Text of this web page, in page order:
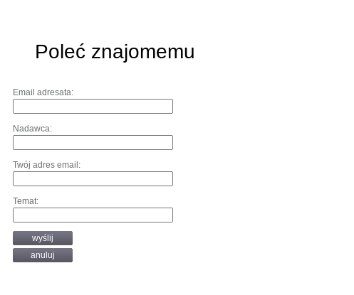
Poleć znajomemu
Email adresata:
Nadawca:
Twój adres email:
Temat:
wyślij
anuluj